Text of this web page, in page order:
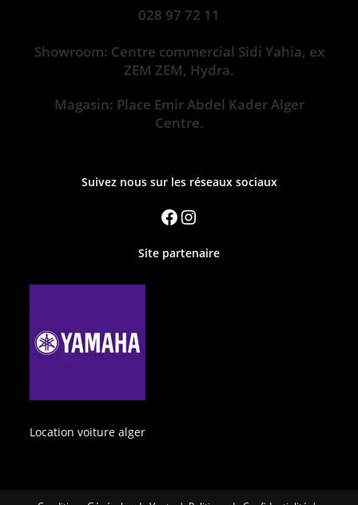
028 97 72 11
Showroom: Centre commercial Sidi Yahia, ex
ZEM ZEM, Hydra.
Magasin: Place Emir Abdel Kader Alger
Centre.
Suivez nous sur les réseaux sociaux
Site partenaire
Location voiture alger